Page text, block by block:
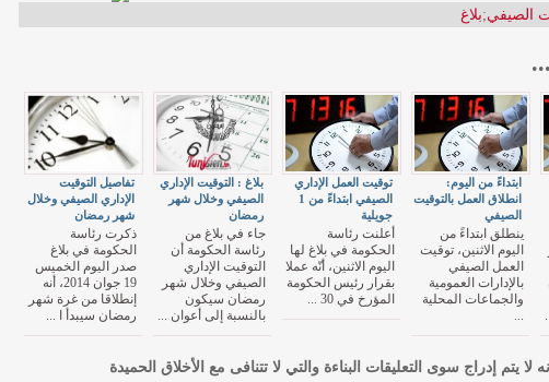
الصيفي;بلاغ
تفاصيل التوقيت
الإداري الصيفي وخلال
شهر رمضان
ذكرت رئاسة
الحكومة في بلاغ
صدر اليوم الخميس
19 جوان 2014، أنه
إنطلاقا من غرة شهر
رمضان سيبدأ ا ...
بلاغ : التوقيت الإداري
الصيفي وخلال شهر
رمضان
جاء في بلاغ من
رئاسة الحكومة أن
التوقيت الإداري
الصيفي وخلال شهر
رمضان سيكون
بالنسبة إلى أعوان ...
توقيت العمل الإداري
الصيفي ابتداءً من 1
جويلية
أعلنت رئاسة
الحكومة في بلاغ لها
اليوم الاثنين، أنّه عملا
بقرار رئيس الحكومة
المؤرخ في 30 ...
ابتداءً من اليوم:
انطلاق العمل بالتوقيت
الصيفي
ينطلق ابتداءً من
اليوم الاثنين، توقيت
العمل الصيفي
بالإدارات العمومية
والجماعات المحلية
...
لا يتم إدراج سوى التعليقات البناءة والتي لا تتنافى مع الأخلاق الحميدة